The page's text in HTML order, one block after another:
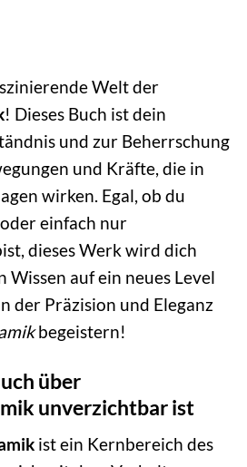
Welt der
! Dieses Buch ist dein
und zur Beherrschung
und Kräfte, die in
wirken. Egal, ob du
einfach nur
dieses Werk wird dich
Wissen auf ein neues Level
der Präzision und Eleganz
begeistern!
über
unverzichtbar ist
ist ein Kernbereich des